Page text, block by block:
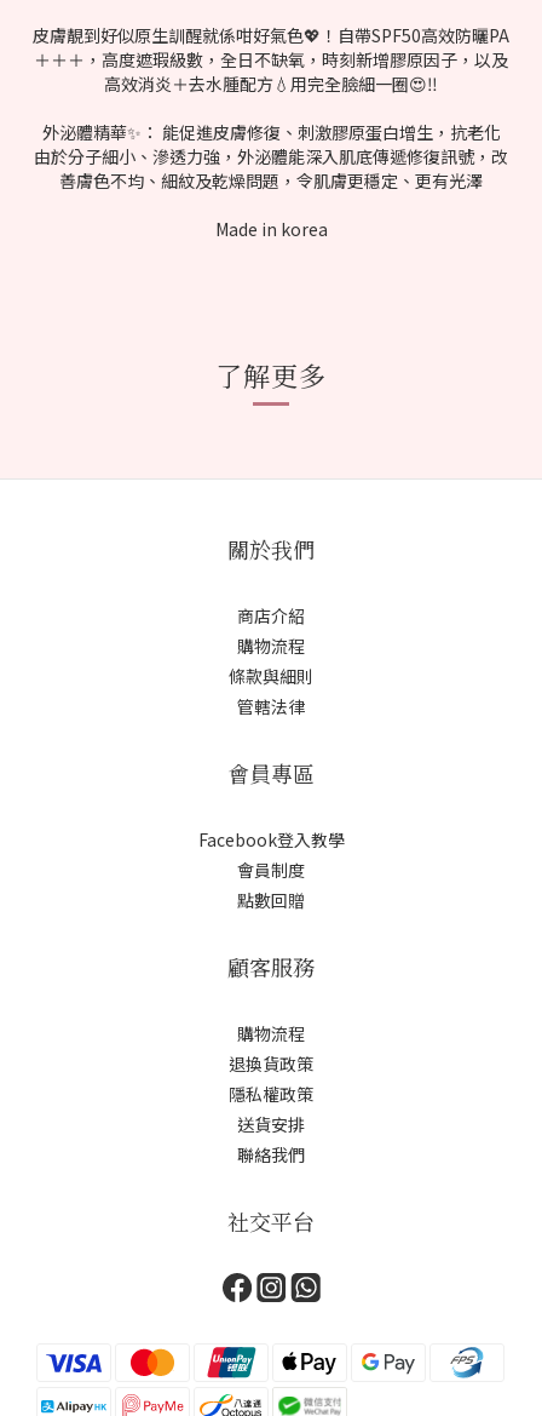
皮膚靚到好似原生訓醒就係咁好氣色💖！自帶SPF50高效防曬PA
＋＋＋，高度遮瑕級數，全日不缺氧，時刻新增膠原因子，以及
高效消炎＋去水腫配方💧用完全臉細一圈😍‼
外泌體精華✨： 能促進皮膚修復、刺激膠原蛋白增生，抗老化
由於分子細小、滲透力強，外泌體能深入肌底傳遞修復訊號，改
善膚色不均、細紋及乾燥問題，令肌膚更穩定、更有光澤
Made in korea
了解更多
關於我們
商店介紹
購物流程
條款與細則
管轄法律
會員專區
Facebook登入教學
會員制度
點數回贈
顧客服務
購物流程
退換貨政策
隱私權政策
送貨安排
聯絡我們
社交平台